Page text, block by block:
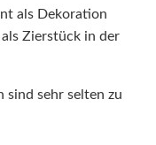
als Dekoration
Zierstück in der
sind sehr selten zu